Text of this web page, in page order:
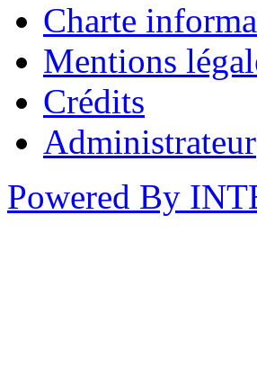
Charte
Mentions
Crédits
Administrateur
Powered By